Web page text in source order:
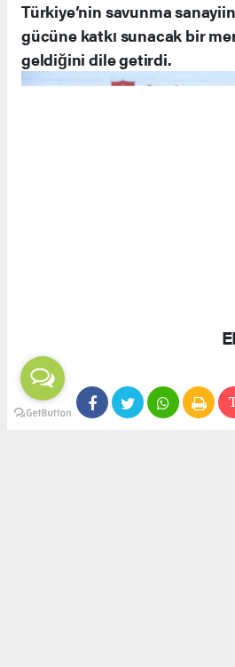
20 İl Erzurum’a Bağlı
Yeni kurulan Erzurum Bölge
kapsayacak şekilde faaliyet
Milli Bağımsızlık ve